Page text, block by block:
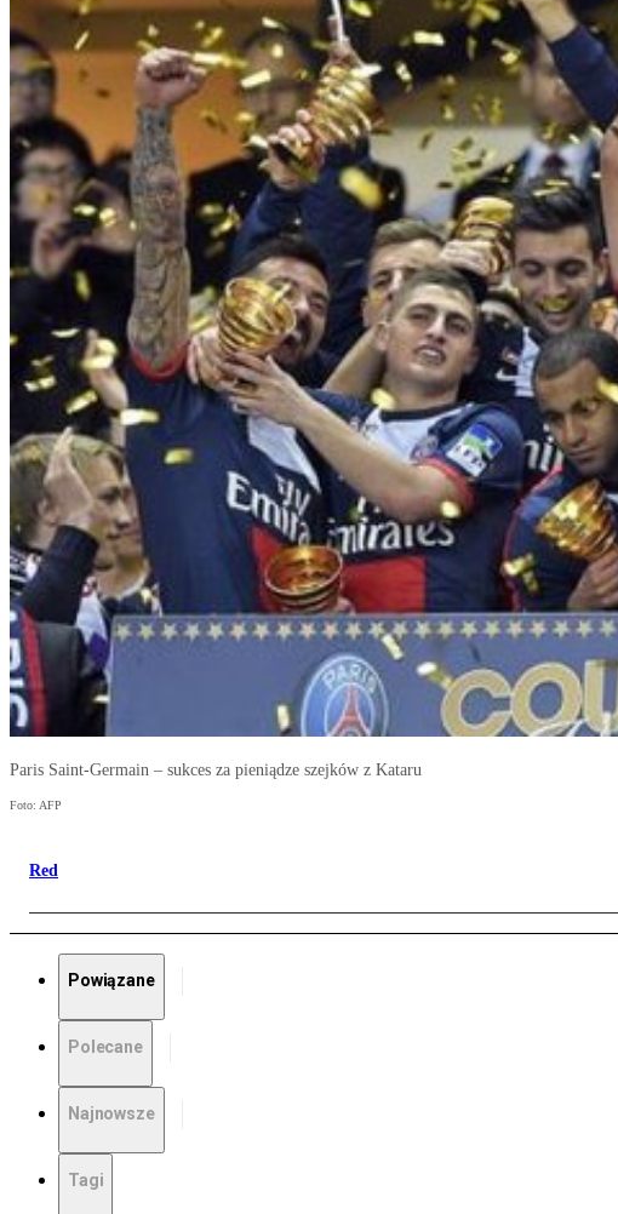
Paris Saint-Germain – sukces za pieniądze szejków z Kataru
Foto: AFP
Red
Powiązane
Polecane
Najnowsze
Tagi